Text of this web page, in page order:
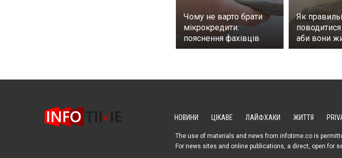
Чому не варто брати
мікрокредити:
пояснення фахівців
Як
аби вони
НОВИНИ ЦІКАВЕ ЛАЙФХАКИ ЖИТТЯ
The use of materials and news from infotime.co is
For news sites and online publications, a direct, open for